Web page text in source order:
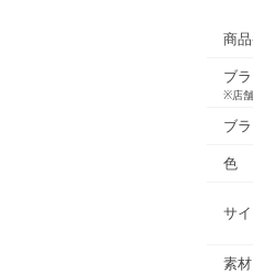
商
ブ
※店
ブ
色
サ
素材